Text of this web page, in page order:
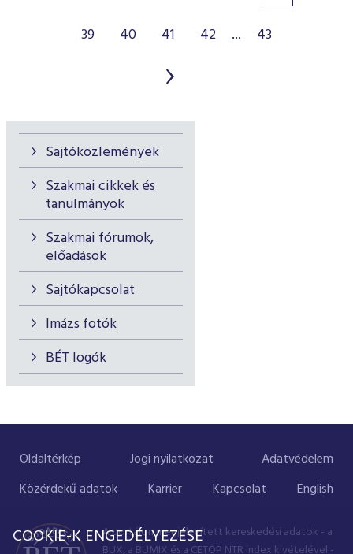
Sajtóközlemények
Szakmai cikkek és
tanulmányok
Szakmai fórumok,
előadások
Sajtókapcsolat
Imázs fotók
BÉT logók
39
40 41 42 ... 43
Oldaltérkép Jogi nyilatkozat
Adatvédelem
Közérdekű adatok
Karrier Kapcsolat English
A portálon megjelenített kereskedési adatok - a
COOKIE-K ENGEDÉLYEZÉSE